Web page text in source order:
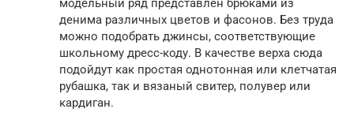
денима различных цветов и фасонов. Без труда
можно подобрать джинсы, соответствующие
школьному дресс-коду. В качестве верха сюда
подойдут как простая однотонная или клетчатая
рубашка, так и вязаный свитер, полувер или
кардиган.